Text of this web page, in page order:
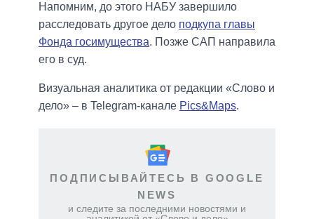
Напомним, до этого НАБУ завершило
расследовать другое дело подкупа главы
Фонда госимущества. Позже САП направила
его в суд.
Визуальная аналитика от редакции «Слово и
дело» – в Telegram-канале Pics&Maps.
ПОДПИСЫВАЙТЕСЬ В GOOGLE
NEWS
и следите за последними новостями и